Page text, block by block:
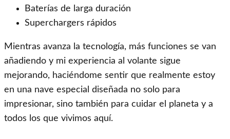
Baterías de larga duración
Superchargers rápidos
Mientras avanza la tecnología, más funciones se van
añadiendo y mi experiencia al volante sigue
mejorando, haciéndome sentir que realmente estoy
en una nave especial diseñada no solo para
impresionar, sino también para cuidar el planeta y a
todos los que vivimos aquí.